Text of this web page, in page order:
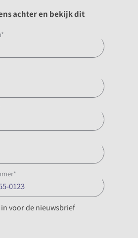
achter en bekijk dit
*
*
voor de nieuwsbrief